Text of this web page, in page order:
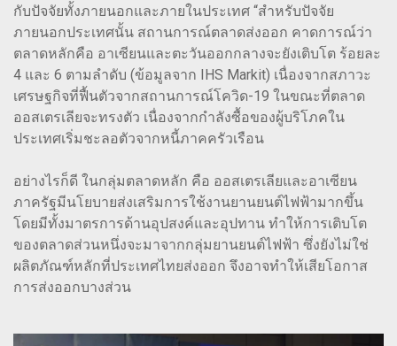
กับปัจจัยทั้งภายนอกและภายในประเทศ “สำหรับปัจจัย
ภายนอกประเทศนั้น สถานการณ์ตลาดส่งออก คาดการณ์ว่า
ตลาดหลักคือ อาเซียนและตะวันออกกลางจะยังเติบโต ร้อยละ
4 และ 6 ตามลำดับ (ข้อมูลจาก IHS Markit) เนื่องจากสภาวะ
เศรษฐกิจที่ฟื้นตัวจากสถานการณ์โควิด-19 ในขณะที่ตลาด
ออสเตรเลียจะทรงตัว เนื่องจากกำลังซื้อของผู้บริโภคใน
ประเทศเริ่มชะลอตัวจากหนี้ภาคครัวเรือน
อย่างไรก็ดี ในกลุ่มตลาดหลัก คือ ออสเตรเลียและอาเซียน
ภาครัฐมีนโยบายส่งเสริมการใช้งานยานยนต์ไฟฟ้ามากขึ้น
โดยมีทั้งมาตรการด้านอุปสงค์และอุปทาน ทำให้การเติบโต
ของตลาดส่วนหนึ่งจะมาจากกลุ่มยานยนต์ไฟฟ้า ซึ่งยังไม่ใช่
ผลิตภัณฑ์หลักที่ประเทศไทยส่งออก จึงอาจทำให้เสียโอกาส
การส่งออกบางส่วน